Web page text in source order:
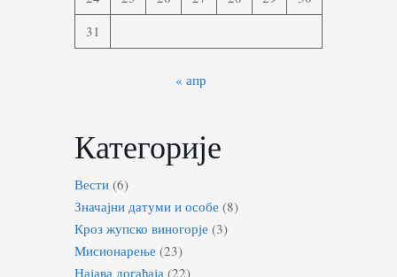
31
« апр
Категорије
Вести (6)
Значајни датуми и особе (8)
Кроз жупско виногорје (3)
Мисионарење (23)
Најава догађаја (22)